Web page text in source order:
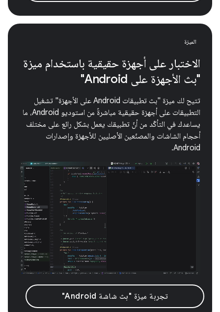
الميزة
الاختبار على أجهزة حقيقية باستخدام ميزة
"بث الأجهزة على Android"
تتيح لك ميزة "بث تطبيقات Android على الأجهزة" تشغيل
التطبيقات على أجهزة حقيقية مباشرةً من استوديو Android، ما
يساعدك في التأكّد من أنّ تطبيقك يعمل بشكل رائع على مختلف
أحجام الشاشات والمصنّعين الأصليين للأجهزة وإصدارات
Android.
تجربة ميزة "بث شاشة Android"